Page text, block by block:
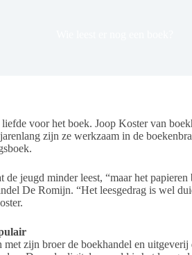
voor het boek. Joop Koster van
zijn ze werkzaam in de
de jeugd minder leest, “maar het
De Romijn. “Het leesgedrag is wel
met zijn broer de boekhandel en